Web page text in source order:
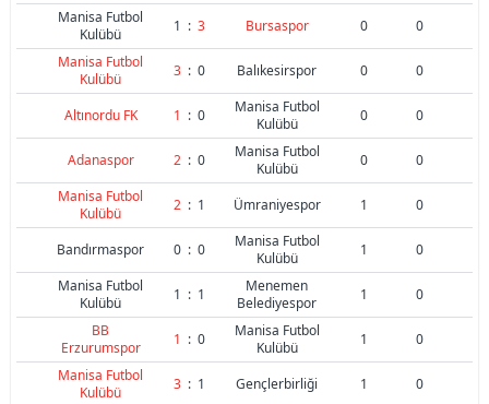
Manisa Futbol
Kulübü
1 : 3 Bursaspor 0
0
Manisa Futbol
Kulübü
3 : 0 Balıkesirspor 0 0
Altınordu FK 1 : 0
Manisa Futbol
Kulübü
0 0
Adanaspor 2 : 0
Manisa Futbol
Kulübü
0
0
Manisa Futbol
Kulübü
2 : 1 Ümraniyespor 1 0
Bandırmaspor 0 : 0
Manisa Futbol
Kulübü
1
0
Manisa Futbol
Kulübü
1 : 1
Menemen
Belediyespor
1
0
BB
Erzurumspor
1 : 0
Manisa Futbol
Kulübü
1
0
Manisa Futbol
Kulübü
3 : 1 Gençlerbirliği 1 0